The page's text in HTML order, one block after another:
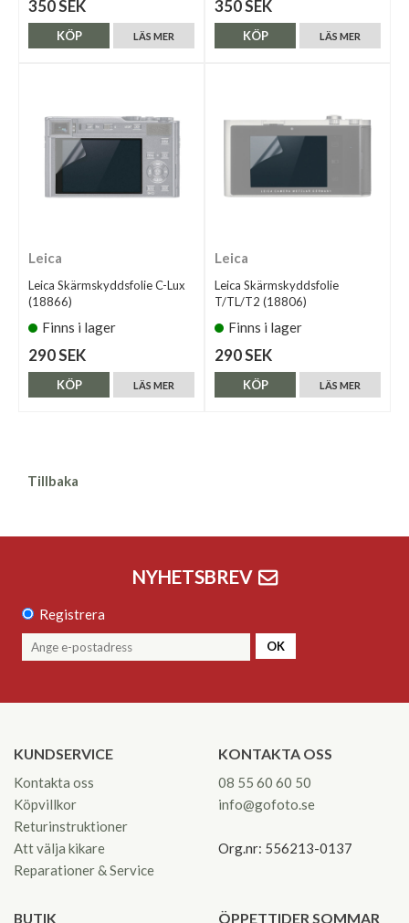
350 SEK
LÄS MER
KÖP
350 SEK
LÄS MER
KÖP
Leica
Leica Skärmskyddsfolie C-Lux
(18866)
Finns i lager
290 SEK
LÄS MER
KÖP
Leica
Leica Skärmskyddsfolie
T/TL/T2 (18806)
Finns i lager
290 SEK
LÄS MER
KÖP
Tillbaka
NYHETSBREV
Registrera
OK
KUNDSERVICE
Kontakta oss
Köpvillkor
Returinstruktioner
Att välja kikare
Reparationer & Service
KONTAKTA OSS
08 55 60 60 50
info@gofoto.se
Org.nr: 556213-0137
BUTIK ÖPPETTIDER SOMMAR